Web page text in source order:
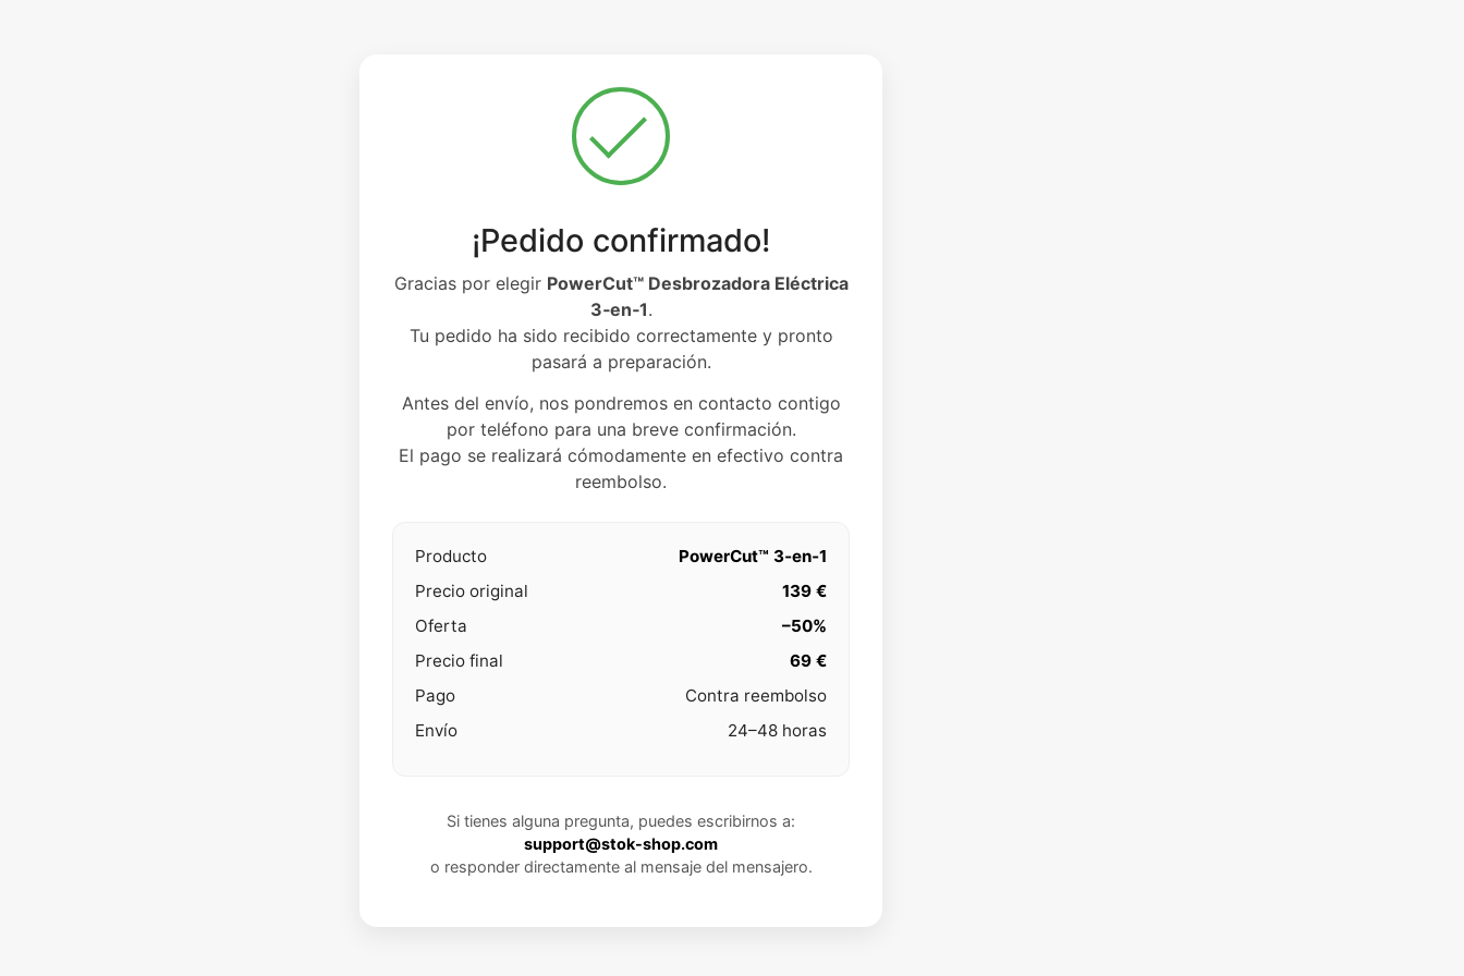
¡Pedido confirmado!
Gracias por elegir PowerCut™ Desbrozadora Eléctrica
3‑en‑1.
Tu pedido ha sido recibido correctamente y pronto
pasará a preparación.
Antes del envío, nos pondremos en contacto contigo
por teléfono para una breve confirmación.
El pago se realizará cómodamente en efectivo contra
reembolso.
Producto
PowerCut™ 3‑en‑1
Precio original
139 €
Oferta
–50%
Precio final
69 €
Pago
Contra reembolso
Envío
24–48 horas
Si tienes alguna pregunta, puedes escribirnos a:
support@stok-shop.com
o responder directamente al mensaje del mensajero.